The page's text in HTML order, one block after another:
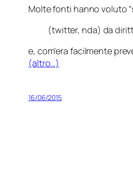
Molte fonti hanno voluto “
(twitter, nda) da
e, com’era facilmente
(altro…)
16/06/2015